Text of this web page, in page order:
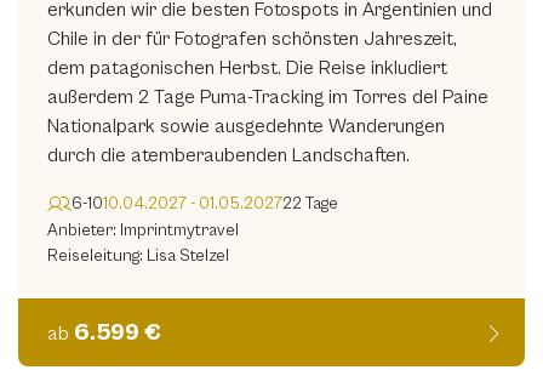
erkunden wir die besten Fotospots in Argentinien und
Chile in der für Fotografen schönsten Jahreszeit,
dem patagonischen Herbst. Die Reise inkludiert
außerdem 2 Tage Puma-Tracking im Torres del Paine
Nationalpark sowie ausgedehnte Wanderungen
durch die atemberaubenden Landschaften.
6-1010.04.2027 - 01.05.202722 Tage
Anbieter: Imprintmytravel
Reiseleitung: Lisa Stelzel
ab 6.599 €